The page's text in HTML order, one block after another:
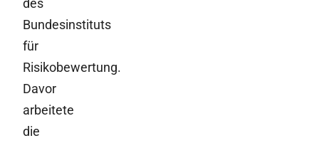
Bundesinstituts
für
Risikobewertung.
Davor
arbeitete
die